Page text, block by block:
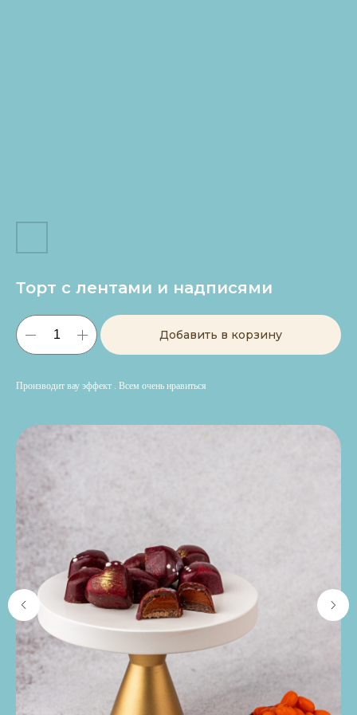
Торт с лентами и надписями
Добавить в корзину
Производит вау эффект . Всем очень нравиться